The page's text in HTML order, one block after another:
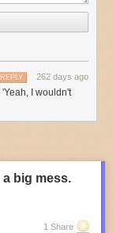
262 days ago
REPLY
I wouldn't
big mess.
1 Share